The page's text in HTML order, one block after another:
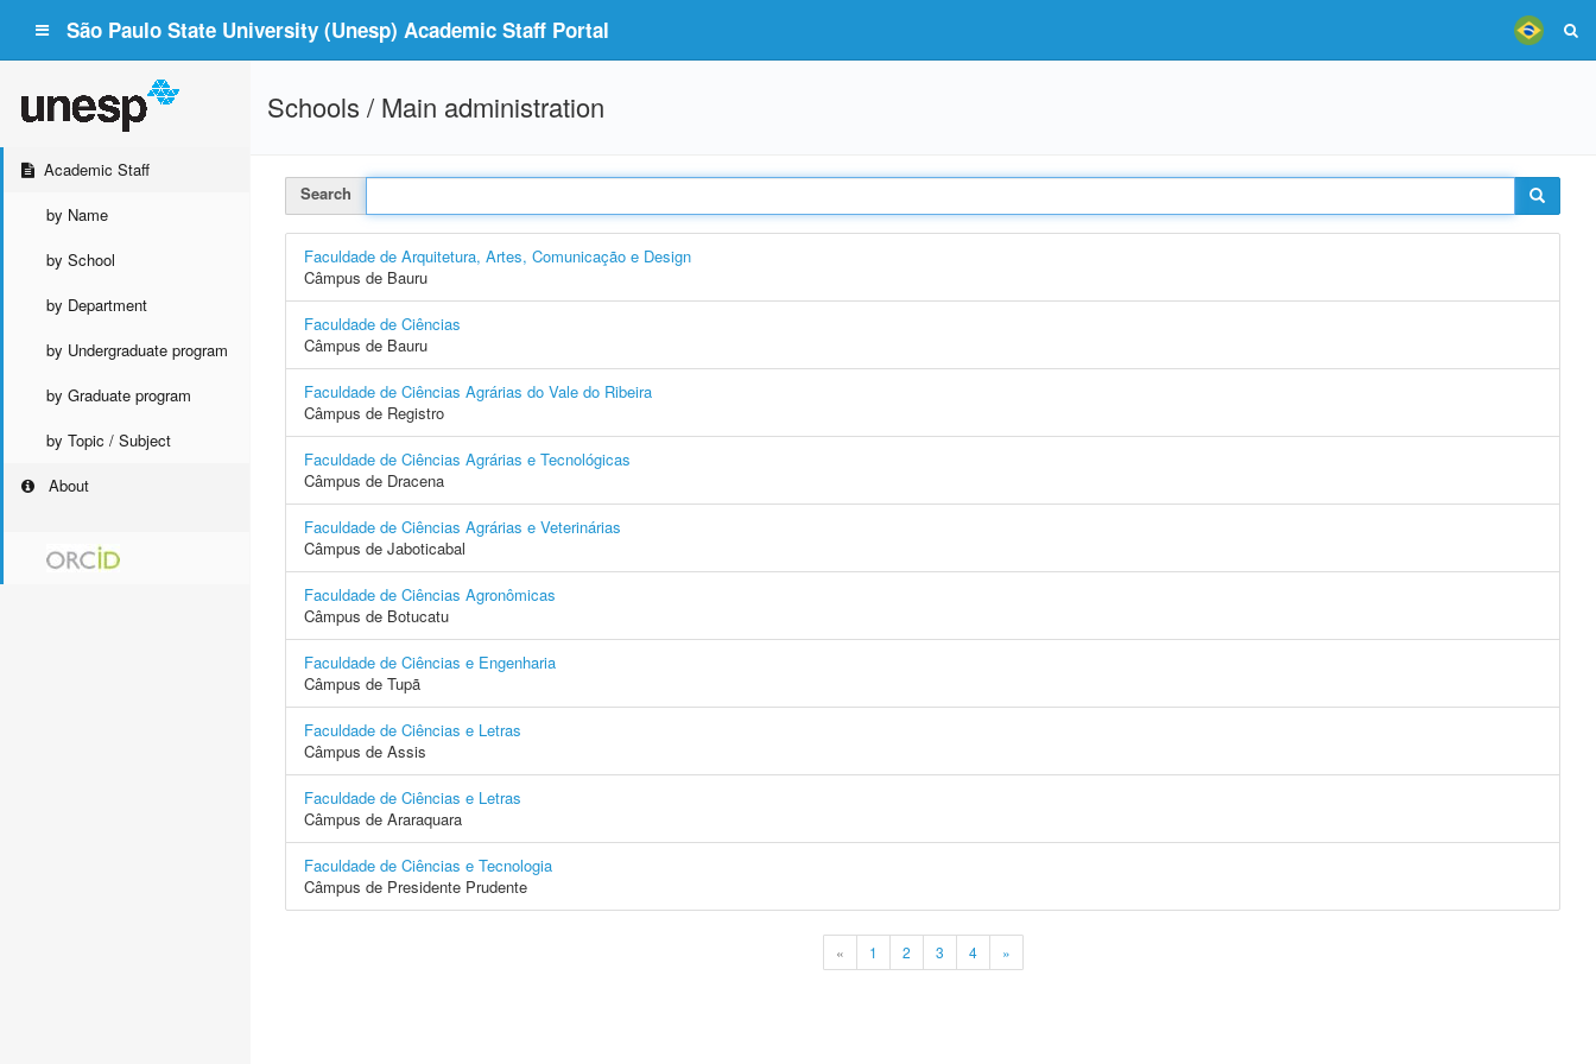
São Paulo State University (Unesp) Academic Staff Portal
Academic Staff
by Name
by School
by Department
by Undergraduate program
by Graduate program
by Topic / Subject
About
Schools / Main administration
Search
Faculdade de Arquitetura, Artes, Comunicação e Design
Câmpus de Bauru
Faculdade de Ciências
Câmpus de Bauru
Faculdade de Ciências Agrárias do Vale do Ribeira
Câmpus de Registro
Faculdade de Ciências Agrárias e Tecnológicas
Câmpus de Dracena
Faculdade de Ciências Agrárias e Veterinárias
Câmpus de Jaboticabal
Faculdade de Ciências Agronômicas
Câmpus de Botucatu
Faculdade de Ciências e Engenharia
Câmpus de Tupã
Faculdade de Ciências e Letras
Câmpus de Assis
Faculdade de Ciências e Letras
Câmpus de Araraquara
Faculdade de Ciências e Tecnologia
Câmpus de Presidente Prudente
« 1 2 3 4 »